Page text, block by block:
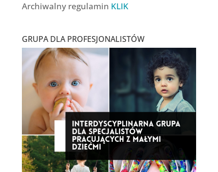
Archiwalny regulamin KLIK
GRUPA DLA PROFESJONALISTÓW